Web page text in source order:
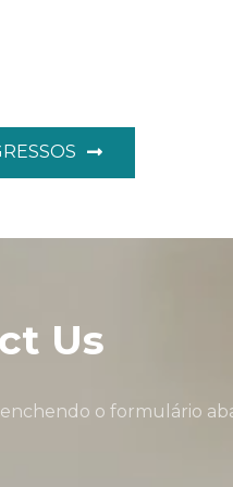
Us
o formulário